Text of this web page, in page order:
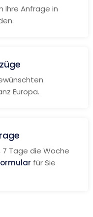
Ihre Anfrage in
Europa.
7 Tage die Woche
für Sie